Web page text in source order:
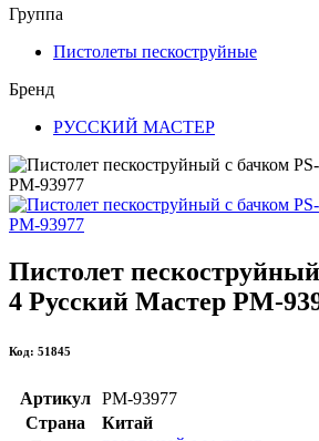
Группа
Пистолеты пескоструйные
Бренд
РУССКИЙ МАСТЕР
Пистолет
4 Русский Мастер РМ-
Код: 51845
Артикул
РМ-93977
Страна
Китай